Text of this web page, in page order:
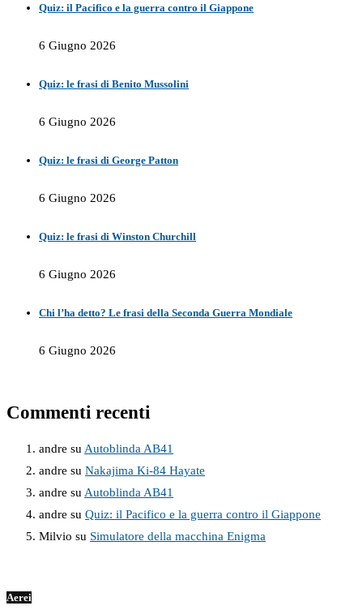
Quiz: il Pacifico e la guerra contro il Giappone
6 Giugno 2026
Quiz: le frasi di Benito Mussolini
6 Giugno 2026
Quiz: le frasi di George Patton
6 Giugno 2026
Quiz: le frasi di Winston Churchill
6 Giugno 2026
Chi l’ha detto? Le frasi della Seconda Guerra Mondiale
6 Giugno 2026
Commenti recenti
andre su Autoblinda AB41
andre su Nakajima Ki-84 Hayate
andre su Autoblinda AB41
andre su Quiz: il Pacifico e la guerra contro il Giappone
Milvio su Simulatore della macchina Enigma
Aerei